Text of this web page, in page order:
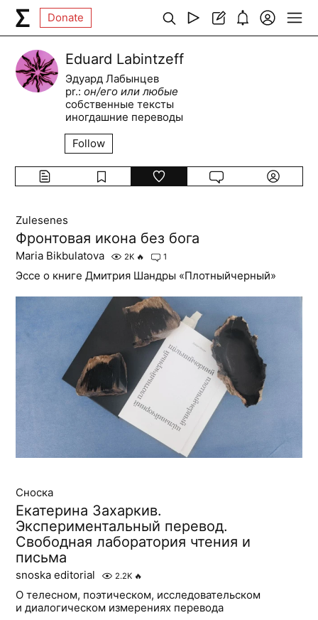
Donate
Eduard Labintzeff
Эдуард Лабынцев
pr.:он/его или любые
собственные тексты
иногдашние переводы
Follow
Zulesenes
Фронтовая икона без бога
Maria Bikbulatova 2K 🔥 1
Эссе о книге Дмитрия Шандры «Плотныйчерный»
Сноска
Екатерина Захаркив.
Экспериментальный перевод.
Свободная лаборатория чтения и
письма
snoska editorial 2.2K 🔥
О телесном, поэтическом, исследовательском
и диалогическом измерениях перевода